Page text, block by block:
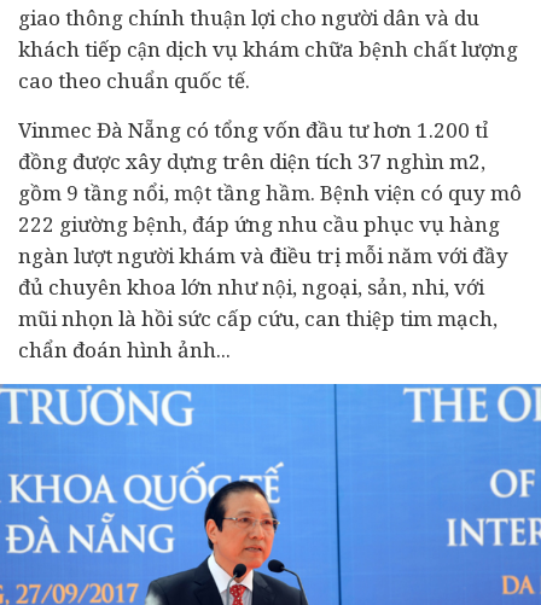
giao thông chính thuận lợi cho người dân và du
khách tiếp cận dịch vụ khám chữa bệnh chất lượng
cao theo chuẩn quốc tế.
Vinmec Đà Nẵng có tổng vốn đầu tư hơn 1.200 tỉ
đồng được xây dựng trên diện tích 37 nghìn m2,
gồm 9 tầng nổi, một tầng hầm. Bệnh viện có quy mô
222 giường bệnh, đáp ứng nhu cầu phục vụ hàng
ngàn lượt người khám và điều trị mỗi năm với đầy
đủ chuyên khoa lớn như nội, ngoại, sản, nhi, với
mũi nhọn là hồi sức cấp cứu, can thiệp tim mạch,
chẩn đoán hình ảnh...